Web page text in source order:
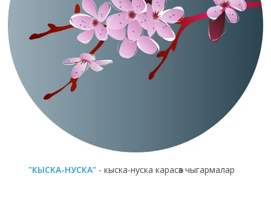
"КЫСКА-НУСКА" - кыска-нуска карасөз чыгармалар